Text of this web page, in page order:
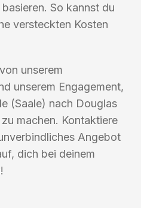
So kannst du
versteckten Kosten
unserem
unserem Engagement,
(Saale) nach Douglas
machen. Kontaktiere
Angebot
dich bei deinem